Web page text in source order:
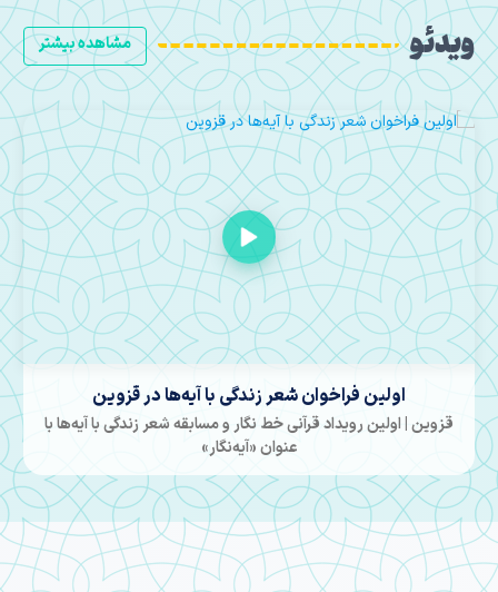
مشاهده بیشتر ویدئو
اولین فراخوان شعر زندگی با آیه‌ها در قزوین
قزوین | اولین رویداد قرآنی خط نگار و مسابقه شعر زندگی با آیه‌ها با
عنوان «آیه‌نگار»